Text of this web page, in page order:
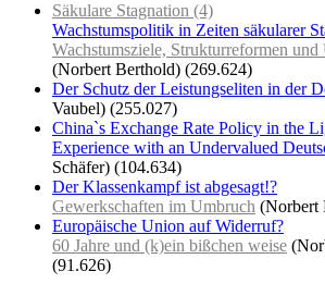
Säkulare Stagnation (4)
Wachstumspolitik in Zeiten säkularer
Wachstumsziele, Strukturreformen und
(Norbert Berthold) (269.624)
Der Schutz der Leistungseliten in der
Vaubel) (255.027)
China`s Exchange Rate Policy in the
Experience with an Undervalued
Schäfer) (104.634)
Der Klassenkampf ist abgesagt!?
Gewerkschaften im Umbruch (Norbert
Europäische Union auf Widerruf?
60 Jahre und (k)ein bißchen weise
(91.626)